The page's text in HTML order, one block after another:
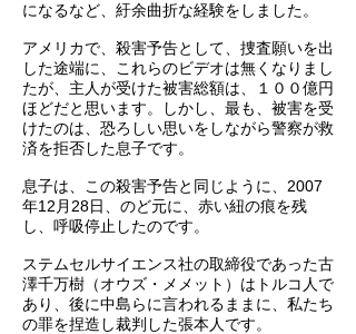
になるなど、紆余曲折な経験をしました。
アメリカで、殺害予告として、捜査願いを出
した途端に、これらのビデオは無くなりまし
たが、主人が受けた被害総額は、１００億円
ほどだと思います。しかし、最も、被害を受
けたのは、恐ろしい思いをしながら警察が救
済を拒否した息子です。
息子は、この殺害予告と同じように、2007
年12月28日、のど元に、赤い紐の痕を残
し、呼吸停止したのです。
ステムセルサイエンス社の取締役であった古
澤千万樹（オウズ・メメット）はトルコ人で
あり、後に中島らに言われるままに、私たち
の罪を捏造し裁判した張本人です。